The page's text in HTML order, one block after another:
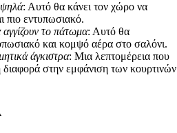
ψηλά: Αυτό θα κάνει τον χώρο να
πιο εντυπωσιακό.
αγγίζουν το πάτωμα: Αυτό θα
και κομψό αέρα στο σαλόνι.
άγκιστρα: Μια λεπτομέρεια που
διαφορά στην εμφάνιση των κουρτινών